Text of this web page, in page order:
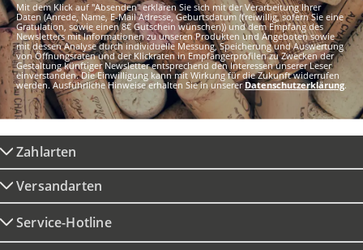
Mit dem Klick auf "Absenden" erklären Sie sich mit der Verarbeitung Ihrer
Daten (Anrede, Name, E-Mail Adresse, Geburtsdatum (freiwillig, sofern Sie eine
Gratulation, sowie einen 8€ Gutschein wünschen)) und dem Empfang des
Newsletters mit Informationen zu unseren Produkten und Angeboten sowie
mit dessen Analyse durch individuelle Messung, Speicherung und Auswertung
von Öffnungsraten und der Klickraten in Empfängerprofilen zu Zwecken der
Gestaltung künftiger Newsletter entsprechend den Interessen unserer Leser
einverstanden. Die Einwilligung kann mit Wirkung für die Zukunft widerrufen
werden. Ausführliche Hinweise erhalten Sie in unsererDatenschutzerklärung.
Zahlarten
Versandarten
Service-Hotline